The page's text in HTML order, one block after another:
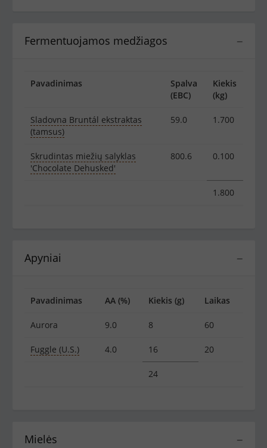
−
Fermentuojamos medžiagos
Pavadinimas
Spalva
(EBC)
Kiekis
(kg)
Sladovna Bruntál ekstraktas
(tamsus)
59.0 1.700
Skrudintas miežių salyklas
'Chocolate Dehusked'
800.6 0.100
1.800
−
Apyniai
Pavadinimas AA (%) Kiekis (g) Laikas
Aurora 9.0 8 60
Fuggle (U.S.) 4.0 16 20
24
−
Mielės